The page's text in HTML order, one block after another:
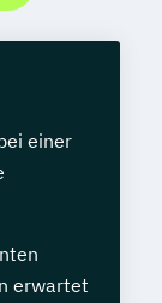
einer
erwartet